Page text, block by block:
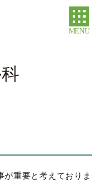
MENU
が重要と考えておりま